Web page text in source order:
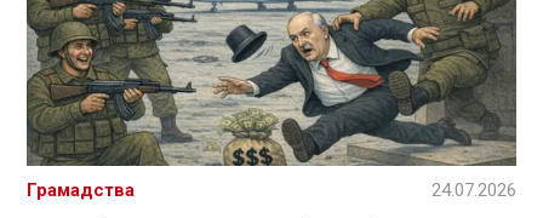
Грамадства 24.07.2026